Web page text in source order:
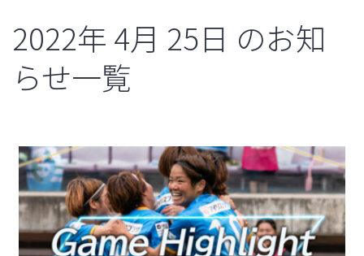
2022年 4月 25日 のお知
らせ一覧